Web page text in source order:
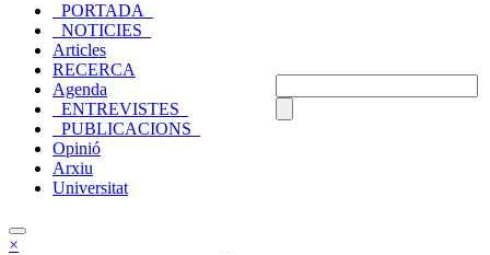
_PORTADA_
_NOTICIES_
Articles
RECERCA
Agenda
_ENTREVISTES_
_PUBLICACIONS_
Opinió
Arxiu
Universitat
×